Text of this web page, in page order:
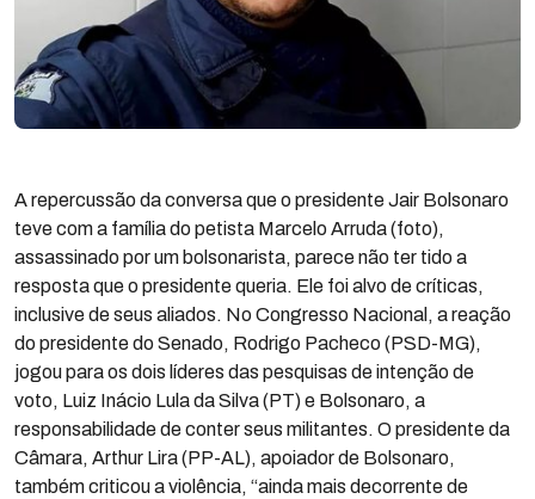
A repercussão da conversa que o presidente Jair Bolsonaro
teve com a família do petista Marcelo Arruda (foto),
assassinado por um bolsonarista, parece não ter tido a
resposta que o presidente queria. Ele foi alvo de críticas,
inclusive de seus aliados. No Congresso Nacional, a reação
do presidente do Senado, Rodrigo Pacheco (PSD-MG),
jogou para os dois líderes das pesquisas de intenção de
voto, Luiz Inácio Lula da Silva (PT) e Bolsonaro, a
responsabilidade de conter seus militantes. O presidente da
Câmara, Arthur Lira (PP-AL), apoiador de Bolsonaro,
também criticou a violência, “ainda mais decorrente de